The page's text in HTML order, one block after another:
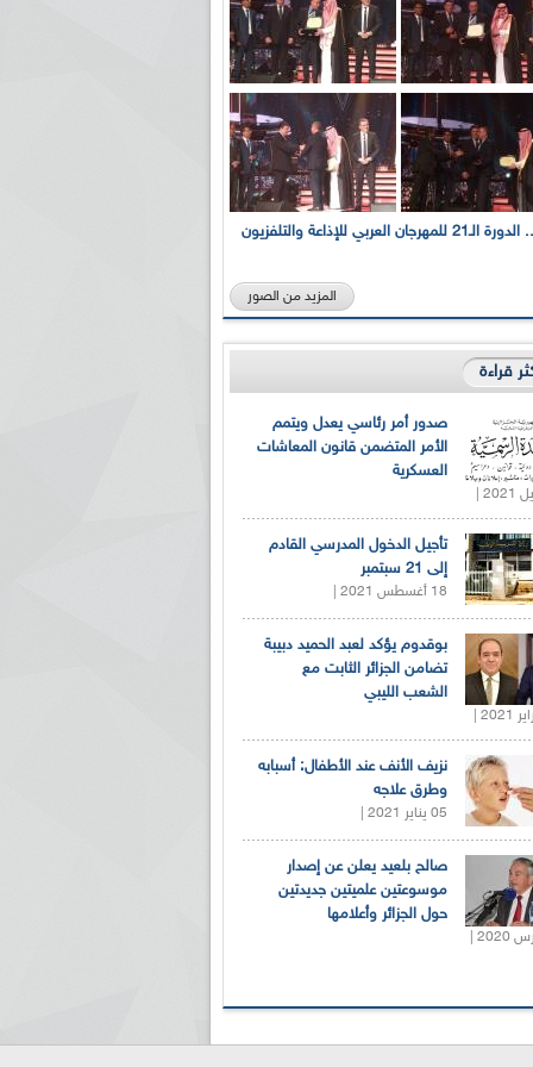
بالصور... الدورة الـ21 للمهرجان العربي للإذاعة والتلفزيون
المزيد من الصور
قراءة
صدور أمر رئاسي يعدل ويتمم
الأمر المتضمن قانون المعاشات
العسكرية
تأجيل الدخول المدرسي القادم
إلى 21 سبتمبر
18 أغسطس 2021 |
بوقدوم يؤكد لعبد الحميد دبيبة
تضامن الجزائر الثابت مع
الشعب الليبي
نزيف الأنف عند الأطفال: أسبابه
وطرق علاجه
05 يناير 2021 |
صالح بلعيد يعلن عن إصدار
موسوعتين علميتين جديدتين
حول الجزائر وأعلامها